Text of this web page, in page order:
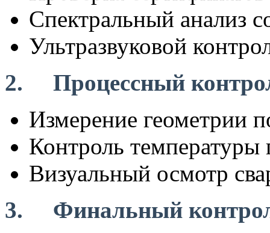
Спектральный анализ
Ультразвуковой
2. Процессный
Измерение геометрии
Контроль температуры
Визуальный осмотр
3. Финальный